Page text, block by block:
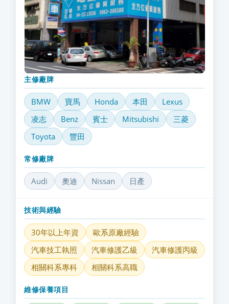
主修廠牌
BMW 寶馬 Honda 本田
Lexus
凌志
Benz 賓士 Mitsubishi
三菱
Toyota
豐田
常修廠牌
Audi 奧迪 Nissan 日產
技術與經驗
30年以上年資
歐系原廠經驗
汽車技工執照
汽車修護乙級
汽車修護丙級
相關科系專科
相關科系高職
維修保養項目